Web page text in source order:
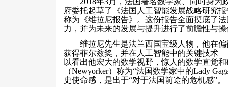
府委托起草了《法国人工智能发展战略研究
称为《维拉尼报告》。这份报告全面摸底了
力，并为未来的发展与提升进行了前瞻性与
维拉尼先生是法兰西国宝级人物，他在偏
获得菲尔兹奖，并在人工智能中的关键技术
以看出他宏大的数学视野，惊人的数学直觉
（Newyorker）称为“法国数学家中的Lady
史使命感，是出于“对于法国前途的危机感”。